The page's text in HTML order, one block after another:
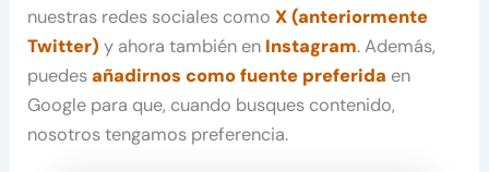
nuestras redes sociales comoX (anteriormente
Twitter) y ahora también en Instagram. Además,
puedesañadirnos como fuente preferida en
Google para que, cuando busques contenido,
nosotros tengamos preferencia.